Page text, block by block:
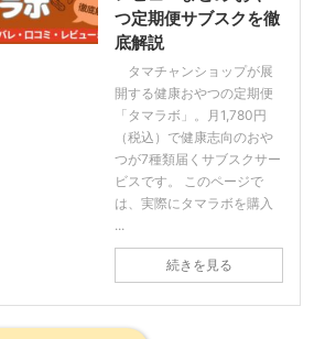
つ定期便サブスクを徹
底解説
タマチャンショップが展
開する健康おやつの定期便
「タマラボ」。月1,780円
（税込）で健康志向のおや
つが7種類届くサブスクサー
ビスです。 このページで
は、実際にタマラボを購入
...
続きを見る